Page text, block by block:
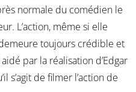
normale du comédien le
L’action, même si elle
toujours crédible et
par la réalisation d’Edgar
s’agit de filmer l’action de